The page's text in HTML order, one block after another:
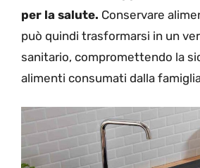
per la salute. Conservare
può quindi trasformarsi in un
sanitario, compromettendo la
alimenti consumati dalla